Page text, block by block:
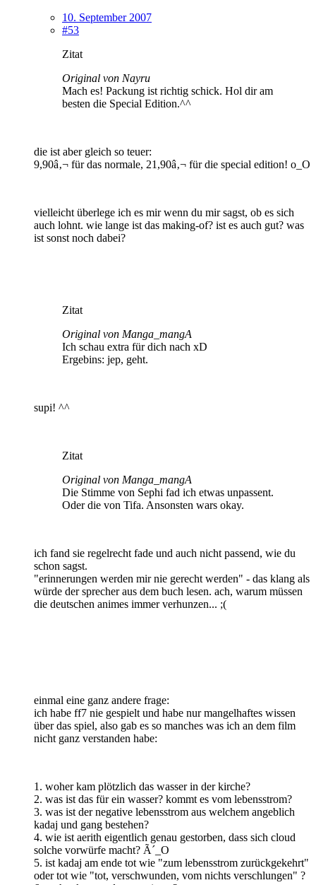
10. September 2007
#53
Zitat
Original von Nayru
Mach es! Packung ist richtig schick. Hol dir am
besten die Special Edition.^^
die ist aber gleich so teuer:
9,90â‚¬ für das normale, 21,90â‚¬ für die special edition! o_O
vielleicht überlege ich es mir wenn du mir sagst, ob es sich
auch lohnt. wie lange ist das making-of? ist es auch gut? was
ist sonst noch dabei?
Zitat
Original von Manga_mangA
Ich schau extra für dich nach xD
Ergebins: jep, geht.
supi! ^^
Zitat
Original von Manga_mangA
Die Stimme von Sephi fad ich etwas unpassent.
Oder die von Tifa. Ansonsten wars okay.
ich fand sie regelrecht fade und auch nicht passend, wie du
schon sagst.
"erinnerungen werden mir nie gerecht werden" - das klang als
würde der sprecher aus dem buch lesen. ach, warum müssen
die deutschen animes immer verhunzen... ;(
einmal eine ganz andere frage:
ich habe ff7 nie gespielt und habe nur mangelhaftes wissen
über das spiel, also gab es so manches was ich an dem film
nicht ganz verstanden habe:
1. woher kam plötzlich das wasser in der kirche?
2. was ist das für ein wasser? kommt es vom lebensstrom?
3. was ist der negative lebensstrom aus welchem angeblich
kadaj und gang bestehen?
4. wie ist aerith eigentlich genau gestorben, dass sich cloud
solche vorwürfe macht? Ã´_O
5. ist kadaj am ende tot wie "zum lebensstrom zurückgekehrt"
oder tot wie "tot, verschwunden, vom nichts verschlungen" ?